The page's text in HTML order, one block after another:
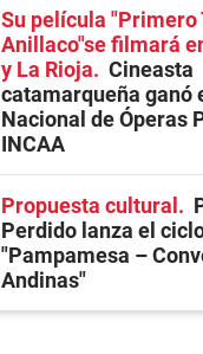
Su película "Primero
Anillaco"se filmará
y La Rioja
Cineasta
catamarqueña ganó
Nacional de Óperas
INCAA
Propuesta cultural
Perdido lanza el
"Pampamesa –
Andinas"